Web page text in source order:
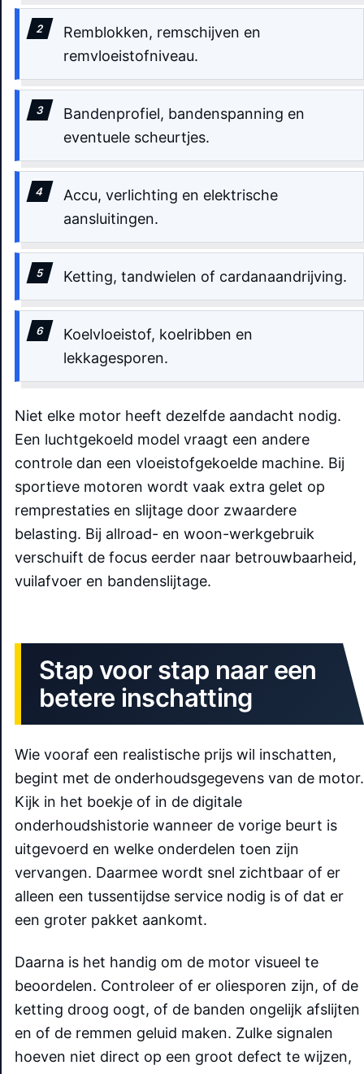
Remblokken, remschijven en
remvloeistofniveau.
Bandenprofiel, bandenspanning en
eventuele scheurtjes.
Accu, verlichting en elektrische
aansluitingen.
Ketting, tandwielen of cardanaandrijving.
Koelvloeistof, koelribben en
lekkagesporen.
Niet elke motor heeft dezelfde aandacht nodig.
Een luchtgekoeld model vraagt een andere
controle dan een vloeistofgekoelde machine. Bij
sportieve motoren wordt vaak extra gelet op
remprestaties en slijtage door zwaardere
belasting. Bij allroad- en woon-werkgebruik
verschuift de focus eerder naar betrouwbaarheid,
vuilafvoer en bandenslijtage.
Stap voor stap naar een
betere inschatting
Wie vooraf een realistische prijs wil inschatten,
begint met de onderhoudsgegevens van de motor.
Kijk in het boekje of in de digitale
onderhoudshistorie wanneer de vorige beurt is
uitgevoerd en welke onderdelen toen zijn
vervangen. Daarmee wordt snel zichtbaar of er
alleen een tussentijdse service nodig is of dat er
een groter pakket aankomt.
Daarna is het handig om de motor visueel te
beoordelen. Controleer of er oliesporen zijn, of de
ketting droog oogt, of de banden ongelijk afslijten
en of de remmen geluid maken. Zulke signalen
hoeven niet direct op een groot defect te wijzen,